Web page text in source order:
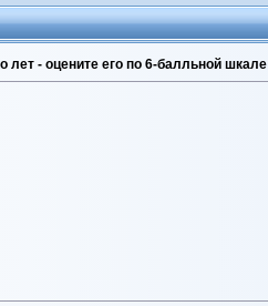
- оцените его по 6-балльной шкале